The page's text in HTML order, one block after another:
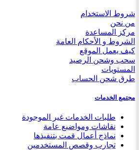
شروط الاستخدام
من نحن
مركز المساعدة
الشروط و الأحكام العامة
كيف يعمل الموقع
سحب وشحن الرصيد
المستويات
طرق شحن الحساب
مجتمع الخدمات
طلبات الخدمات غير الموجودة
نقاشات ومواضيع عامة
نماذج أعمال قمت بتنفيذها
تجارب وقصص المستخدمين